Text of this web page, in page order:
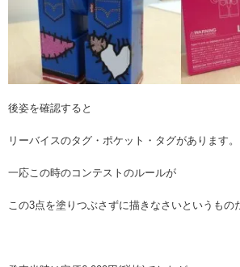
後姿を確認すると
リーバイスのタグ・ポケット・タグがあります。
一応この時のコンテストのルールが
この3点を塗りつぶさずに描きなさいというもの